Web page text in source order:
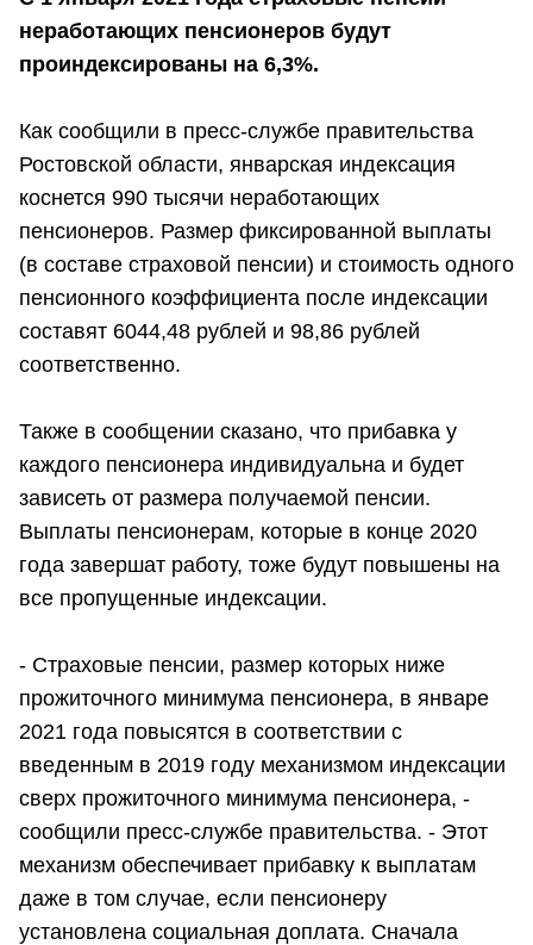
неработающих пенсионеров будут
проиндексированы на 6,3%.
Как сообщили в пресс-службе правительства
Ростовской области, январская индексация
коснется 990 тысячи неработающих
пенсионеров. Размер фиксированной выплаты
(в составе страховой пенсии) и стоимость одного
пенсионного коэффициента после индексации
составят 6044,48 рублей и 98,86 рублей
соответственно.
Также в сообщении сказано, что прибавка у
каждого пенсионера индивидуальна и будет
зависеть от размера получаемой пенсии.
Выплаты пенсионерам, которые в конце 2020
года завершат работу, тоже будут повышены на
все пропущенные индексации.
- Страховые пенсии, размер которых ниже
прожиточного минимума пенсионера, в январе
2021 года повысятся в соответствии с
введенным в 2019 году механизмом индексации
сверх прожиточного минимума пенсионера, -
сообщили пресс-службе правительства. - Этот
механизм обеспечивает прибавку к выплатам
даже в том случае, если пенсионеру
установлена социальная доплата. Сначала